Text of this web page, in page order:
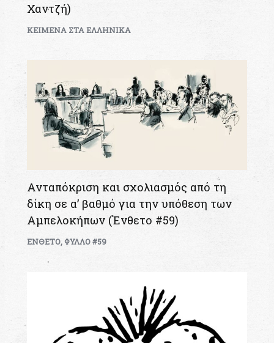
Χαντζή)
KEIMENA ΣΤΑ ΕΛΛΗΝΙΚΑ
Ανταπόκριση και σχολιασμός από τη
δίκη σε α’ βαθμό για την υπόθεση των
Αμπελοκήπων (Ένθετο #59)
ΕΝΘΕΤΟ, ΦΥΛΛΟ #59